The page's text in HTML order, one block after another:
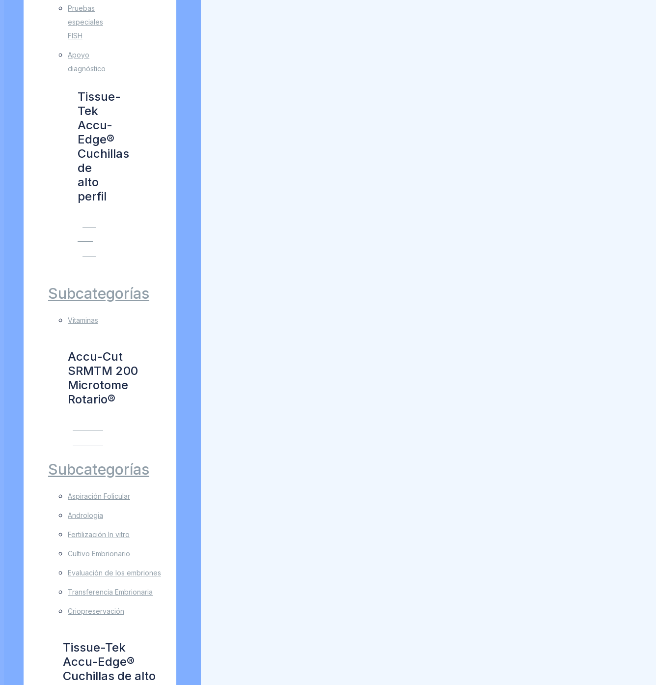
Pruebas
especiales
FISH
Apoyo
diagnóstico
Tissue-
Tek
Accu-
Edge®
Cuchillas
de
alto
perfil
Subcategorías
Vitaminas
Accu-Cut
SRMTM 200
Microtome
Rotario®
Subcategorías
Aspiración Folicular
Andrologia
Fertilización In vitro
Cultivo Embrionario
Evaluación de los embriones
Transferencia Embrionaria
Criopreservación
Tissue-Tek
Accu-Edge®
Cuchillas de alto